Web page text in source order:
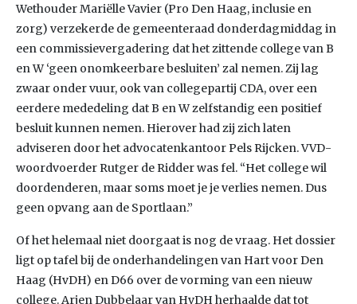
Wethouder Mariëlle Vavier (Pro Den Haag, inclusie en
zorg) verzekerde de gemeenteraad donderdagmiddag in
een commissievergadering dat het zittende college van B
en W ‘geen onomkeerbare besluiten’ zal nemen. Zij lag
zwaar onder vuur, ook van collegepartij CDA, over een
eerdere mededeling dat B en W zelfstandig een positief
besluit kunnen nemen. Hierover had zij zich laten
adviseren door het advocatenkantoor Pels Rijcken. VVD-
woordvoerder Rutger de Ridder was fel. “Het college wil
doordenderen, maar soms moet je je verlies nemen. Dus
geen opvang aan de Sportlaan.”
Of het helemaal niet doorgaat is nog de vraag. Het dossier
ligt op tafel bij de onderhandelingen van Hart voor Den
Haag (HvDH) en D66 over de vorming van een nieuw
college. Arjen Dubbelaar van HvDH herhaalde dat tot